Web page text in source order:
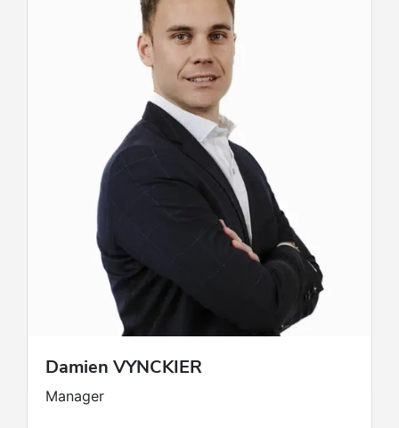
pas à pousser la porte de nos agences
Century 21 Les Lacs.
Gerpinnes : Avenue Albert 1er, 4
Charleroi : Rue de Montigny, 38
Chimay: Rue des Ormeaux, 14
Walcourt : Place de l'Hotel de Ville, 13
Mettet : Rue Albert 1er, 24
Florennes : Place Verte, 25
VB INVEST S.R.L.
Place de l’Hôtel de Ville, 13 5650 Walcourt -
TEL : 071/88.88.88
RC professionnelle et cautionnement via AXA
Belgium (numéro de police: 730.390.160)
Damien VYNCKIER
Manager